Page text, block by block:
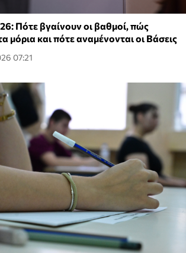
Πότε βγαίνουν οι βαθμοί, πώς
μόρια και πότε αναμένονται οι Βάσεις
07:21